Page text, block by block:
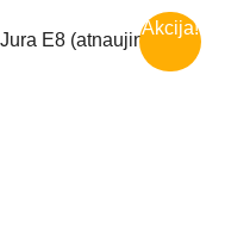
Akcija!